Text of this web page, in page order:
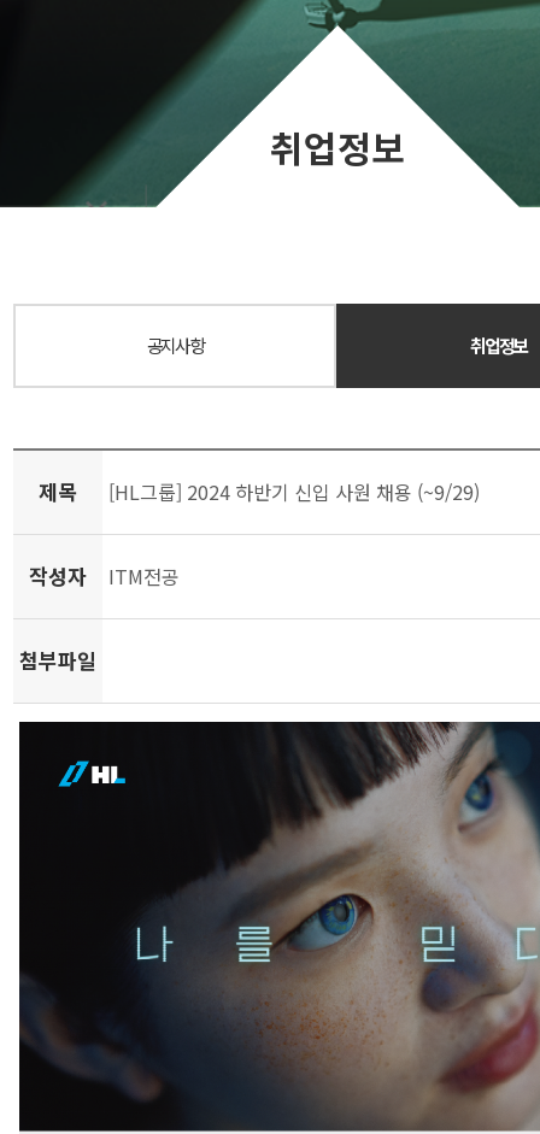
취업정보
공지사항 취업정보
제목 [HL그룹] 2024 하반기 신입 사원 채용 (~9/29)
작성자 ITM전공
첨부파일